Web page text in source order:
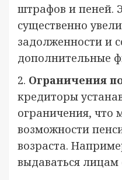
штрафов и пеней.
существенно
задолженности и
дополнительные
2. Ограничения
кредиторы
ограничения, что
возможности
возраста.
выдаваться лицам